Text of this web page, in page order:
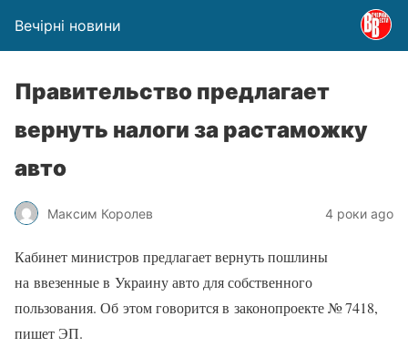
Вечірні новини
Правительство предлагает
вернуть налоги за растаможку
авто
Максим Королев 4 роки ago
Кабинет министров предлагает вернуть пошлины
на ввезенные в Украину авто для собственного
пользования. Об этом говорится в законопроекте № 7418,
пишет ЭП.